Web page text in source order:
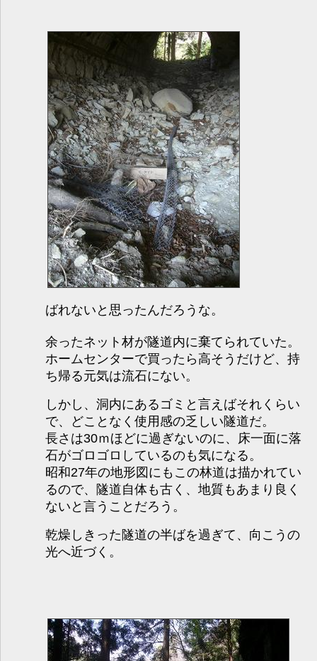
ばれないと思ったんだろうな。
余ったネット材が隧道内に棄てられていた。
ホームセンターで買ったら高そうだけど、持
ち帰る元気は流石にない。
しかし、洞内にあるゴミと言えばそれくらい
で、どことなく使用感の乏しい隧道だ。
長さは30ｍほどに過ぎないのに、床一面に落
石がゴロゴロしているのも気になる。
昭和27年の地形図にもこの林道は描かれてい
るので、隧道自体も古く、地質もあまり良く
ないと言うことだろう。
乾燥しきった隧道の半ばを過ぎて、向こうの
光へ近づく。